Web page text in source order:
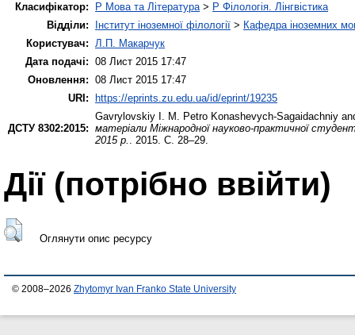
Класифікатор:
P Мова та Література> P Філологія. Лінгвістика
Відділи:
Інститут іноземної філології > Кафедра іноземних
Користувач: Л.П. Макарчук
Дата подачі: 08 Лист 2015 17:47
Оновлення: 08 Лист 2015 17:47
URI:
https://eprints.zu.edu.ua/id/eprint/19235
ДСТУ 8302:2015:
Gavrylovskiy I. M. Petro Konashevych-Sagaidachniy
матеріали Міжнародної науково-практичної
2015 р. . 2015. С. 28–29.
Дії ​​(потрібно ввійти)
Оглянути опис ресурсу
© 2008–2026 Zhytomyr Ivan Franko State University